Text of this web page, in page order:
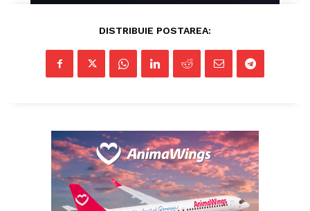
DISTRIBUIE POSTAREA: